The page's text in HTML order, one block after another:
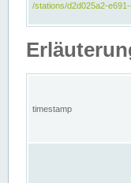
/stations/d2d025a2-
timestamp